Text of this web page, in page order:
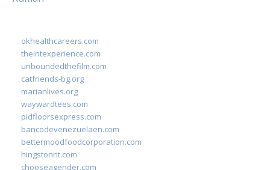
okhealthcareers.com
theintexperience.com
unboundedthefilm.com
catfriends-bg.org
marianlives.org
waywardtees.com
pidfloorsexpress.com
bancodevenezuelaen.com
bettermoodfoodcorporation.com
hingstonnt.com
chooseagender.com